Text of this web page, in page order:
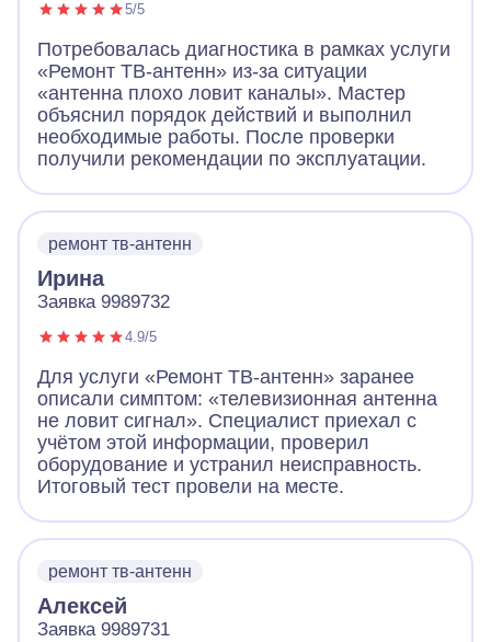
5/5
Потребовалась диагностика в рамках услуги
«Ремонт ТВ-антенн» из-за ситуации
«антенна плохо ловит каналы». Мастер
объяснил порядок действий и выполнил
необходимые работы. После проверки
получили рекомендации по эксплуатации.
ремонт тв-антенн
Ирина
Заявка 9989732
4.9/5
Для услуги «Ремонт ТВ-антенн» заранее
описали симптом: «телевизионная антенна
не ловит сигнал». Специалист приехал с
учётом этой информации, проверил
оборудование и устранил неисправность.
Итоговый тест провели на месте.
ремонт тв-антенн
Алексей
Заявка 9989731